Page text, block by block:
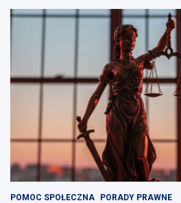
POMOC SPOŁECZNA PORADY PRAWNE